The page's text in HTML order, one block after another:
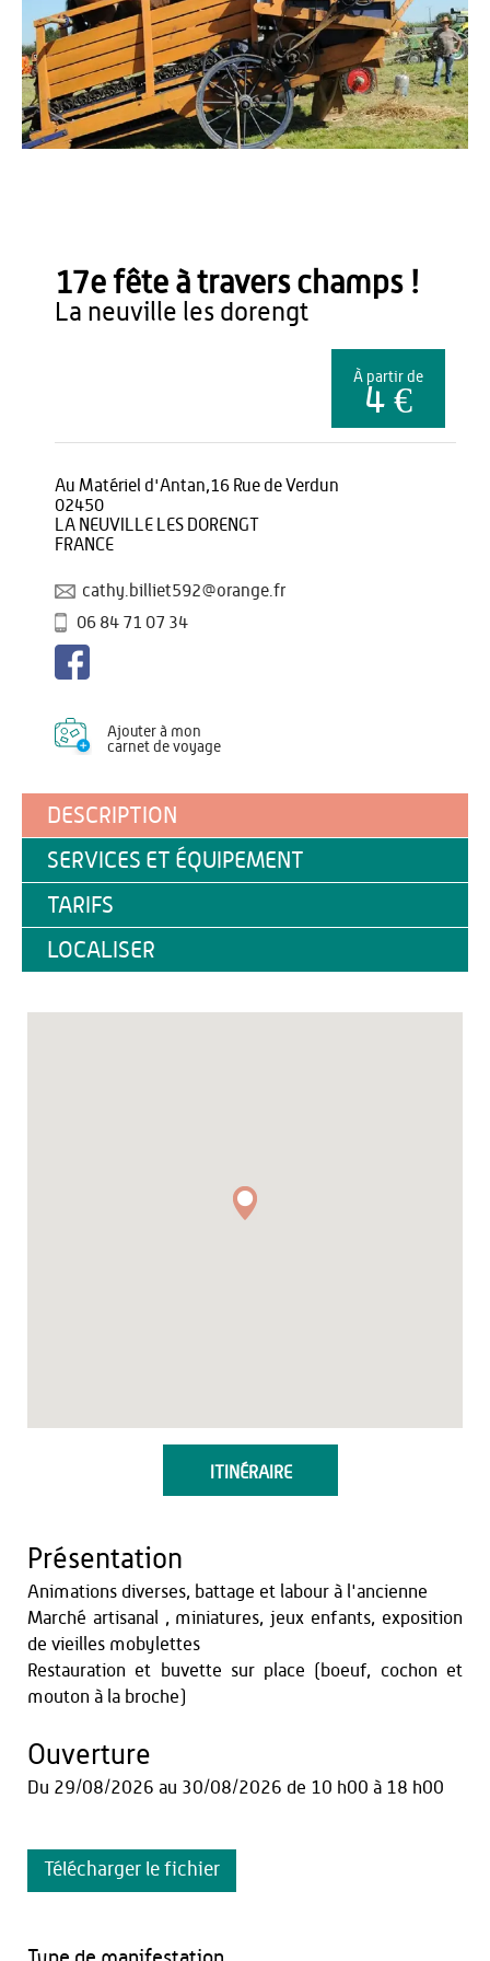
André Blanchard
17e fête à travers champs !
la neuville les dorengt
À partir de
4 €
Au Matériel d'Antan,16 Rue de Verdun
02450
LA NEUVILLE LES DORENGT
FRANCE
cathy.billiet592@orange.fr
06 84 71 07 34
Ajouter à mon
carnet de voyage
DESCRIPTION
SERVICES ET ÉQUIPEMENT
TARIFS
LOCALISER
ITINÉRAIRE
Présentation
Animations diverses, battage et labour à l'ancienne
Marché artisanal , miniatures, jeux enfants, exposition
de vieilles mobylettes
Restauration et buvette sur place (boeuf, cochon et
mouton à la broche)
Ouverture
Du 29/08/2026 au 30/08/2026 de 10 h00 à 18 h00
Télécharger le fichier